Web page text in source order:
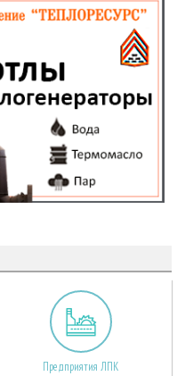
Предприятия ЛПК